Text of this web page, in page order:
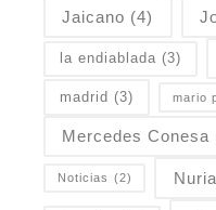
Jaicano (4)
la endiablada (3)
madrid (3) mario
Mercedes Conesa
Noticias (2)